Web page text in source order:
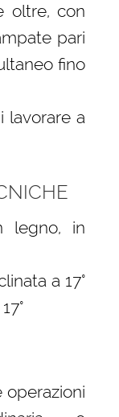
oltre, con
pari
fino
lavorare a
legno, in
a 17°
operazioni